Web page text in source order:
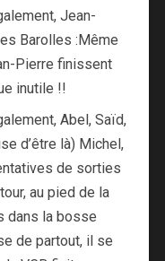
Jean-
Barolles :Même
Pierre finissent
inutile !!
Abel, Saïd,
d’être là) Michel,
de sorties
au pied de la
dans la bosse
de partout, il se